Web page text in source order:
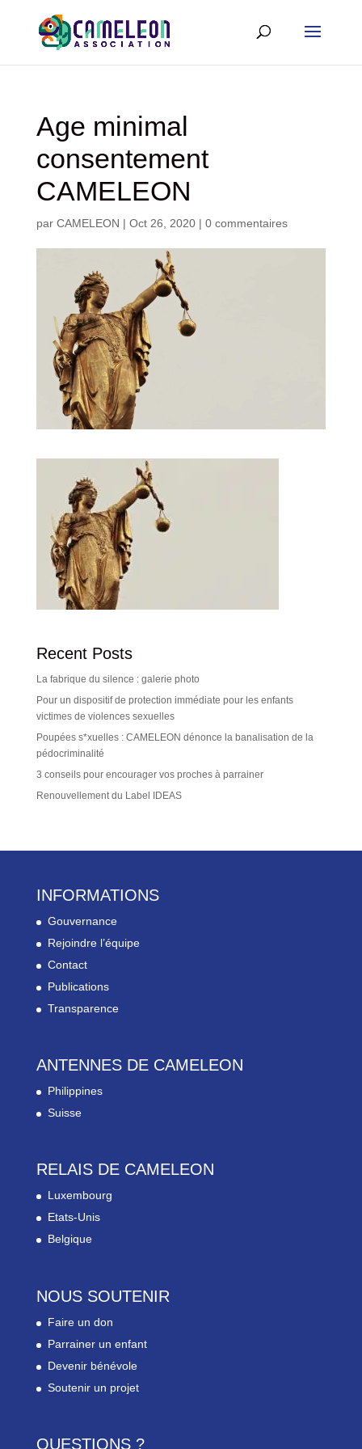
Age minimal
consentement
CAMELEON
par CAMELEON | Oct 26, 2020| 0 commentaires
Recent Posts
La fabrique du silence : galerie photo
Pour un dispositif de protection immédiate pour les enfants
victimes de violences sexuelles
Poupées s*xuelles : CAMELEON dénonce la banalisation de la
pédocriminalité
3 conseils pour encourager vos proches à parrainer
Renouvellement du Label IDEAS
INFORMATIONS
Gouvernance
Rejoindre l’équipe
Contact
Publications
Transparence
ANTENNES DE CAMELEON
Philippines
Suisse
RELAIS DE CAMELEON
Luxembourg
Etats-Unis
Belgique
NOUS SOUTENIR
Faire un don
Parrainer un enfant
Devenir bénévole
Soutenir un projet
QUESTIONS ?